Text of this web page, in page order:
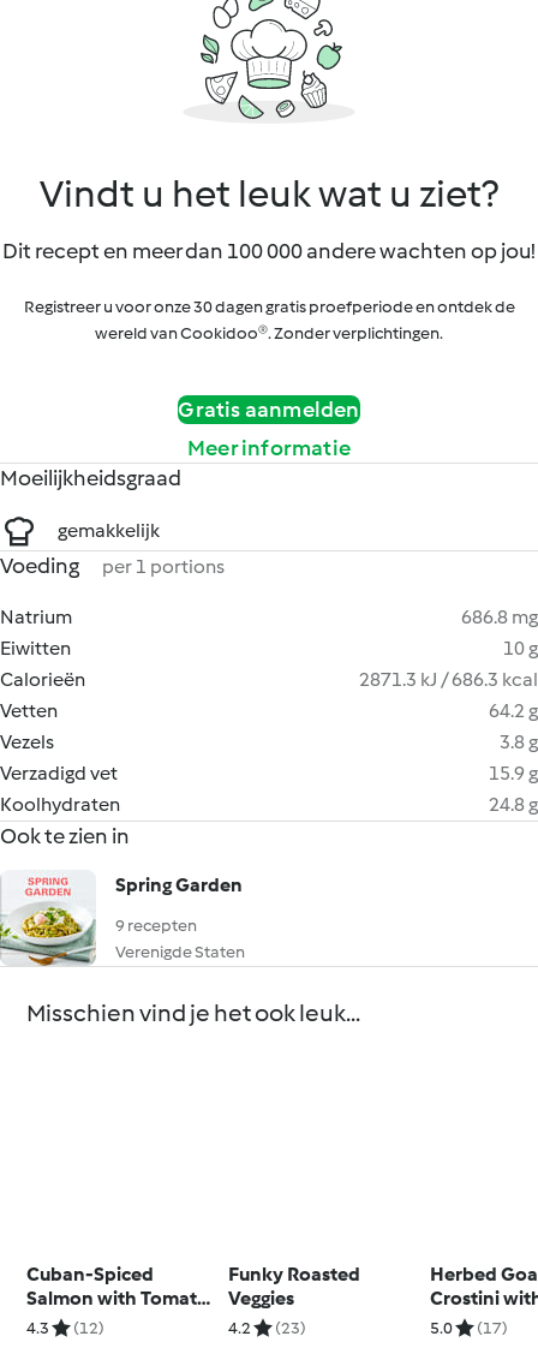
Vindt u het leuk wat u ziet?
Dit recept en meer dan 100 000 andere wachten op jou!
Registreer u voor onze 30 dagen gratis proefperiode en ontdek de
wereld van Cookidoo®. Zonder verplichtingen.
Gratis aanmelden
Meer informatie
Moeilijkheidsgraad
gemakkelijk
Voeding per 1 portions
Natrium
686.8 mg
Eiwitten
10 g
Calorieën
2871.3 kJ / 686.3 kcal
Vetten
64.2 g
Vezels
3.8 g
Verzadigd vet
15.9 g
Koolhydraten
24.8 g
Ook te zien in
Spring Garden
9 recepten
Verenigde Staten
Misschien vind je het ook leuk...
Cuban-Spiced
Salmon with Tomato
Avocado Salsa
4.3 (12)
Funky Roasted
Veggies
4.2 (23)
Herbed
Crostini
Tapenade
5.0 (17)